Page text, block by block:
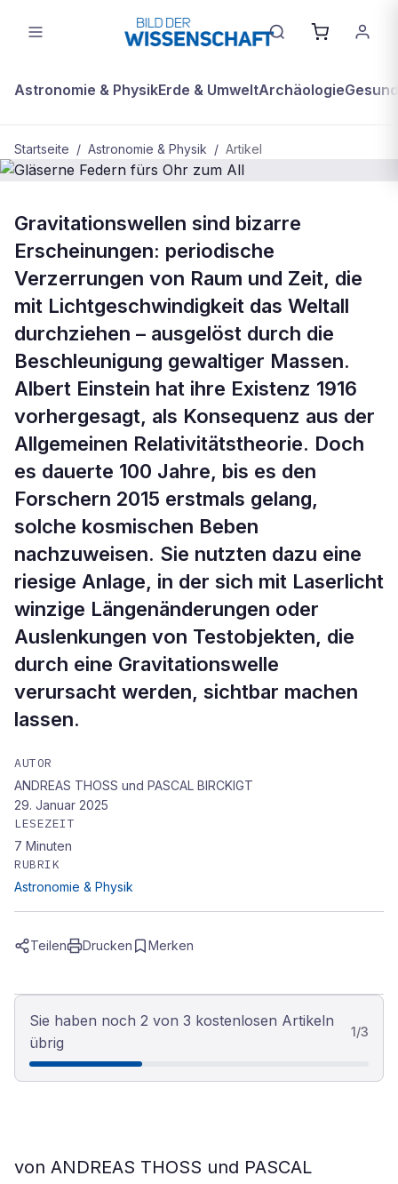
Astronomie & PhysikErde & UmweltArchäologie
Startseite / Astronomie & Physik / Artikel
BDW Plus ASTRONOMIE & PHYSIK
Gläserne Federn fürs Ohr zum All
Gravitationswellen sind bizarre
Erscheinungen: periodische
Verzerrungen von Raum und Zeit, die
mit Lichtgeschwindigkeit das Weltall
durchziehen – ausgelöst durch die
Beschleunigung gewaltiger Massen.
Albert Einstein hat ihre Existenz 1916
vorhergesagt, als Konsequenz aus der
Allgemeinen Relativitätstheorie. Doch
es dauerte 100 Jahre, bis es den
Forschern 2015 erstmals gelang,
solche kosmischen Beben
nachzuweisen. Sie nutzten dazu eine
riesige Anlage, in der sich mit Laserlicht
winzige Längenänderungen oder
Auslenkungen von Testobjekten, die
durch eine Gravitationswelle
verursacht werden, sichtbar machen
lassen.
AUTOR
ANDREAS THOSS und PASCAL BIRCKIGT
29. Januar 2025
LESEZEIT
7 Minuten
RUBRIK
Astronomie & Physik
Teilen Drucken Merken
Sie haben noch 2 von 3 kostenlosen Artikeln
übrig
1/3
von ANDREAS THOSS und PASCAL